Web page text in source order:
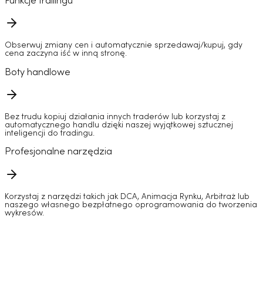
Obserwuj zmiany cen i automatycznie sprzedawaj/kupuj, gdy
cena zaczyna iść w inną stronę.
Boty handlowe
Bez trudu kopiuj działania innych traderów lub korzystaj z
automatycznego handlu dzięki naszej wyjątkowej sztucznej
inteligencji do tradingu.
Profesjonalne narzędzia
Korzystaj z narzędzi takich jak DCA, Animacja Rynku, Arbitraż lub
naszego własnego bezpłatnego oprogramowania do tworzenia
wykresów.